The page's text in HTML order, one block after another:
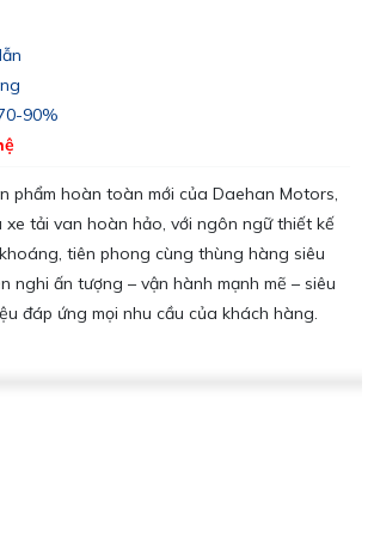
90%
phẩm hoàn toàn mới của Daehan Motors,
xe tải van hoàn hảo, với ngôn ngữ thiết kế
tiên phong cùng thùng hàng siêu
nghi ấn tượng – vận hành mạnh mẽ – siêu
đáp ứng mọi nhu cầu của khách hàng.